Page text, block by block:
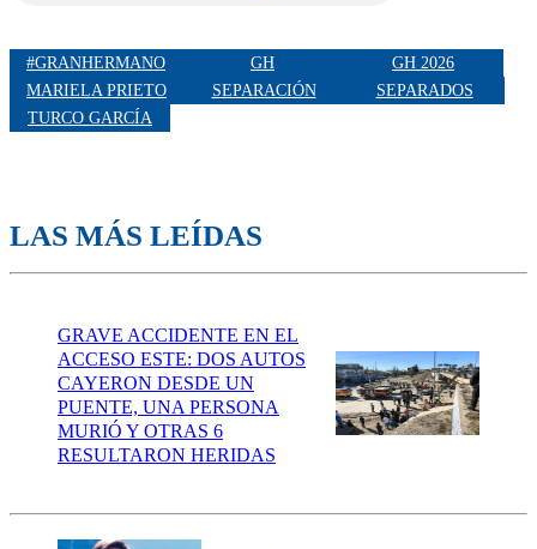
#GRANHERMANO GH
GH 2026
MARIELA PRIETO
SEPARACIÓN
SEPARADOS
TURCO GARCÍA
LAS MÁS LEÍDAS
GRAVE ACCIDENTE EN EL
ACCESO ESTE: DOS AUTOS
CAYERON DESDE UN
PUENTE, UNA PERSONA
MURIÓ Y OTRAS 6
RESULTARON HERIDAS